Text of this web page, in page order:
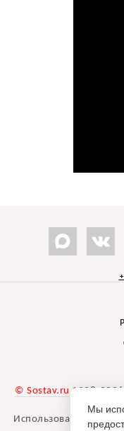
© Sostav.ru 1998-
Использование
Мы